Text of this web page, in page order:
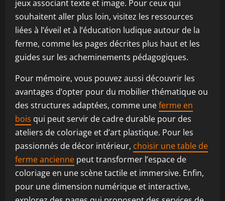
jeux associant texte et image. Pour ceux qui
souhaitent aller plus loin, visitez les ressources
liées à l’éveil et à l’éducation ludique autour de la
ferme, comme les pages décrites plus haut et les
guides sur les acheminements pédagogiques.
Pour mémoire, vous pouvez aussi découvrir les
avantages d’opter pour du mobilier thématique ou
des structures adaptées, comme uneferme en
bois qui peut servir de cadre durable pour des
ateliers de coloriage et d’art plastique. Pour les
passionnés de décor intérieur, choisir une table de
ferme ancienne peut transformer l’espace de
coloriage en une scène tactile et immersive. Enfin,
pour une dimension numérique et interactive,